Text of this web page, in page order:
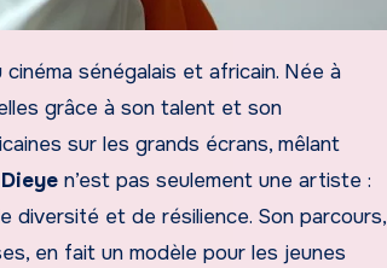
sénégalais et africain. Née à
grâce à son talent et son
sur les grands écrans, mêlant
n’est pas seulement une artiste :
diversité et de résilience. Son parcours,
en fait un modèle pour les jeunes